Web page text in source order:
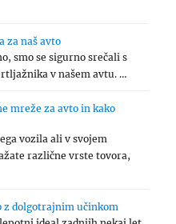
za naš avto
smo se sigurno srečali s
v našem avtu. …
mreže za avto in kako
vozila ali v svojem
različne vrste tovora,
z dolgotrajnim učinkom